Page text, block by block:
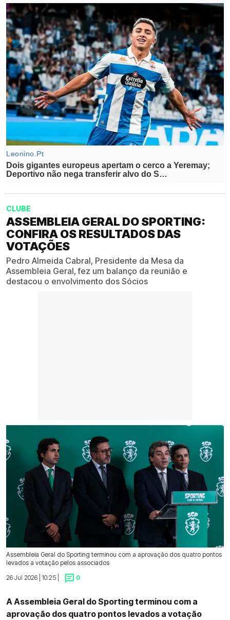
CLUBE
ASSEMBLEIA GERAL DO SPORTING:
CONFIRA OS RESULTADOS DAS
VOTAÇÕES
Pedro Almeida Cabral, Presidente da Mesa da
Assembleia Geral, fez um balanço da reunião e
destacou o envolvimento dos Sócios
Assembleia Geral do Sporting terminou com a aprovação dos quatro pontos
levados a votação pelos associados
26 Jul 2026 | 10:25 |
0
A Assembleia Geral do Sporting terminou com a
aprovação dos quatro pontos levados a votação